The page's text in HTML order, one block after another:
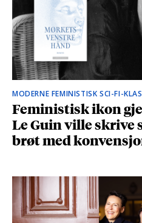
MODERNE FEMINISTISK SCI-FI-
Feministisk ikon
Le Guin ville skrive
brøt med